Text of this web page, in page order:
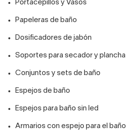
Portacepillos y Vasos
Papeleras de baño
Dosificadores de jabón
Soportes para secador y plancha
Conjuntos y sets de baño
Espejos de baño
Espejos para baño sin led
Armarios con espejo para el baño